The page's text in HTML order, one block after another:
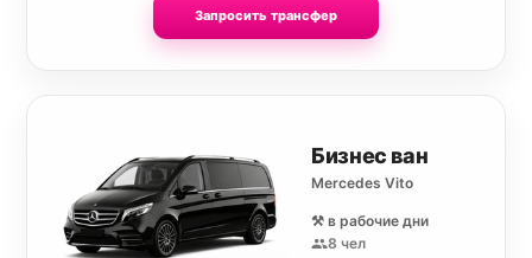
Запросить трансфер
Бизнес ван
Mercedes Vito
⚒️ в рабочие дни
8 чел